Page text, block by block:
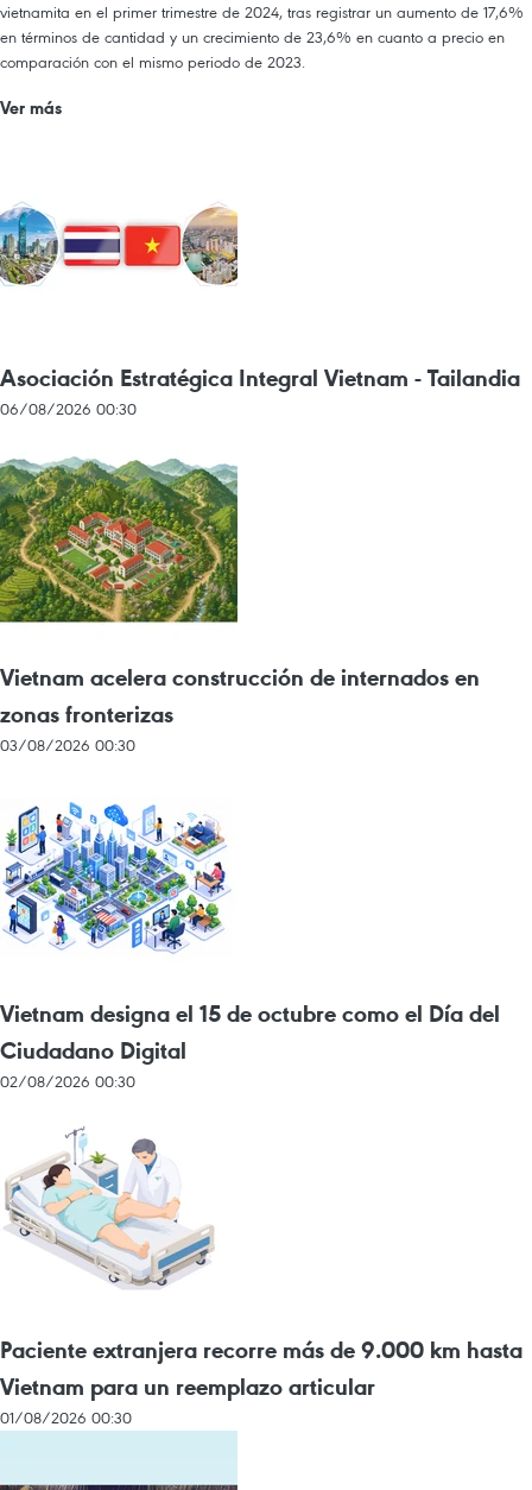
vietnamita en el primer trimestre de 2024, tras registrar un aumento de 17,6%
en términos de cantidad y un crecimiento de 23,6% en cuanto a precio en
comparación con el mismo periodo de 2023.
Ver más
Asociación Estratégica Integral Vietnam - Tailandia
06/08/2026 00:30
Vietnam acelera construcción de internados en
zonas fronterizas
03/08/2026 00:30
Vietnam designa el 15 de octubre como el Día del
Ciudadano Digital
02/08/2026 00:30
Paciente extranjera recorre más de 9.000 km hasta
Vietnam para un reemplazo articular
01/08/2026 00:30